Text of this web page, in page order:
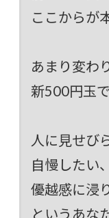
ここから
あまり変わ
新500円玉で
人に見せび
自慢したい、
優越感に浸
というあな